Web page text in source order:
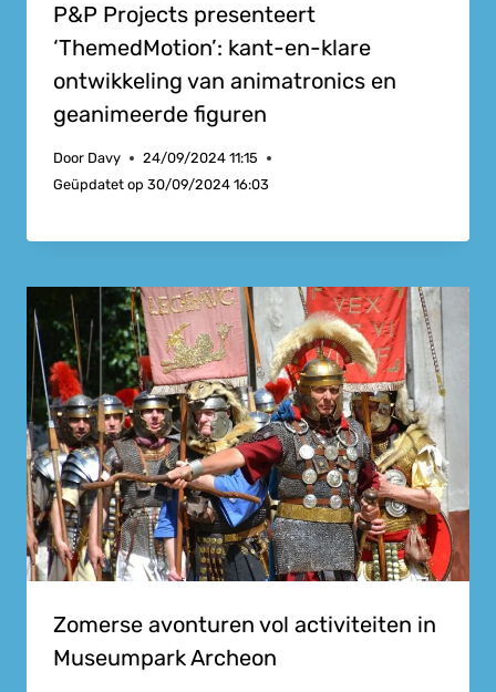
P&P Projects presenteert
‘ThemedMotion’: kant-en-klare
ontwikkeling van animatronics en
geanimeerde figuren
Door Davy
24/09/2024 11:15
Geüpdatet op 30/09/2024 16:03
Zomerse avonturen vol activiteiten in
Museumpark Archeon